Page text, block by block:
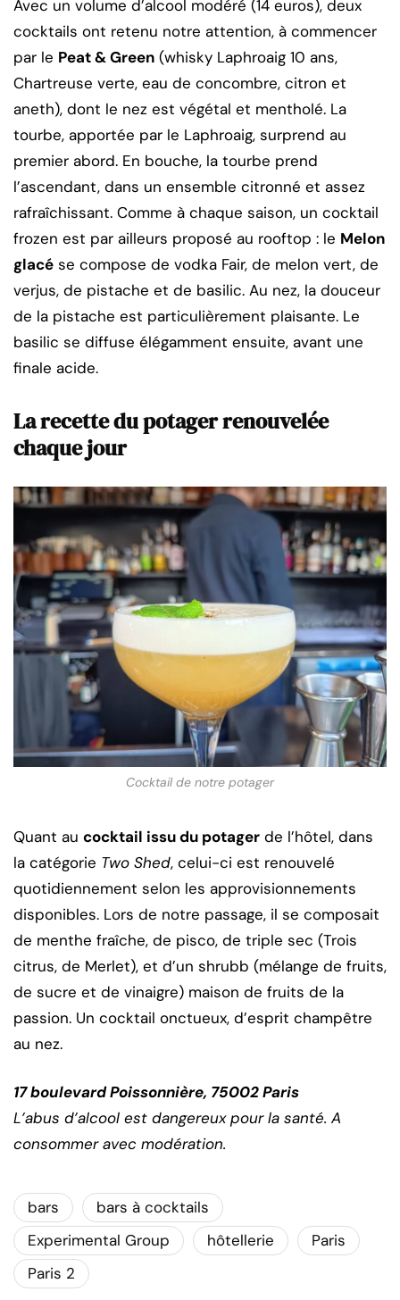
Avec un volume d’alcool modéré (14 euros), deux
cocktails ont retenu notre attention, à commencer
par le Peat & Green (whisky Laphroaig 10 ans,
Chartreuse verte, eau de concombre, citron et
aneth), dont le nez est végétal et mentholé. La
tourbe, apportée par le Laphroaig, surprend au
premier abord. En bouche, la tourbe prend
l’ascendant, dans un ensemble citronné et assez
rafraîchissant. Comme à chaque saison, un cocktail
frozen est par ailleurs proposé au rooftop : le Melon
glacé se compose de vodka Fair, de melon vert, de
verjus, de pistache et de basilic. Au nez, la douceur
de la pistache est particulièrement plaisante. Le
basilic se diffuse élégamment ensuite, avant une
finale acide.
La recette du potager renouvelée
chaque jour
Cocktail de notre potager
Quant au cocktail issu du potager de l’hôtel, dans
la catégorie Two Shed, celui-ci est renouvelé
quotidiennement selon les approvisionnements
disponibles. Lors de notre passage, il se composait
de menthe fraîche, de pisco, de triple sec (Trois
citrus, de Merlet), et d’un shrubb (mélange de fruits,
de sucre et de vinaigre) maison de fruits de la
passion. Un cocktail onctueux, d’esprit champêtre
au nez.
17 boulevard Poissonnière, 75002 Paris
L’abus d’alcool est dangereux pour la santé. A
consommer avec modération.
bars
bars à cocktails
Experimental Group
hôtellerie
Paris
Paris 2